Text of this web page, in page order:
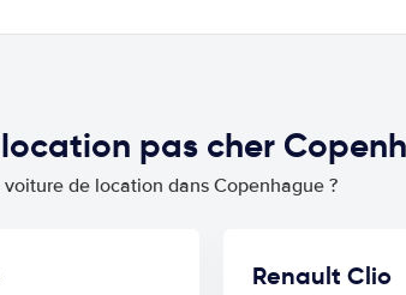
pas cher
de location dans Copenhague ?
Renault Clio